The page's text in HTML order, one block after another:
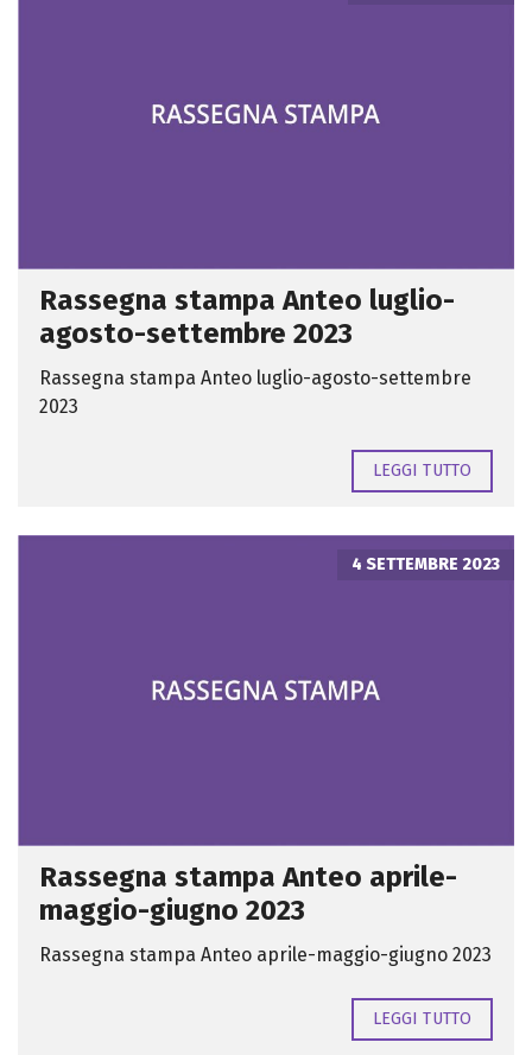
Rassegna stampa Anteo luglio-
agosto-settembre 2023
Rassegna stampa Anteo luglio-agosto-settembre
2023
LEGGI TUTTO
4 SETTEMBRE 2023
Rassegna stampa Anteo aprile-
maggio-giugno 2023
Rassegna stampa Anteo aprile-maggio-giugno 2023
LEGGI TUTTO